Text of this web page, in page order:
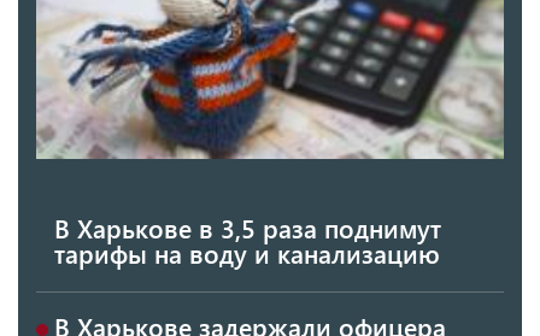
В Харькове в 3,5 раза поднимут
тарифы на воду и канализацию
В Харькове задержали офицера